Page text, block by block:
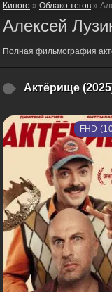
Киного » Облако тегов »
Алексей
Полная фильмография
Актёрище
FHD